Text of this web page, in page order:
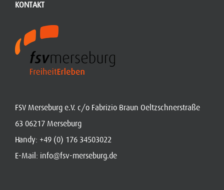
KONTAKT
FSV Merseburg e.V. c/o Fabrizio Braun Oeltzschnerstraße
63 06217 Merseburg
Handy: +49 (0) 176 34503022
E-Mail: info@fsv-merseburg.de